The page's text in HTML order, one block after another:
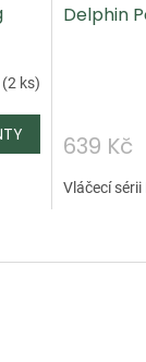
(2 ks)
Delphin
639 Kč
Vláčecí sérii